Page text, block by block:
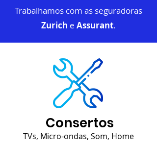
Trabalhamos com as seguradoras
Zurich e Assurant.
Consertos
TVs, Micro-ondas, Som, Home